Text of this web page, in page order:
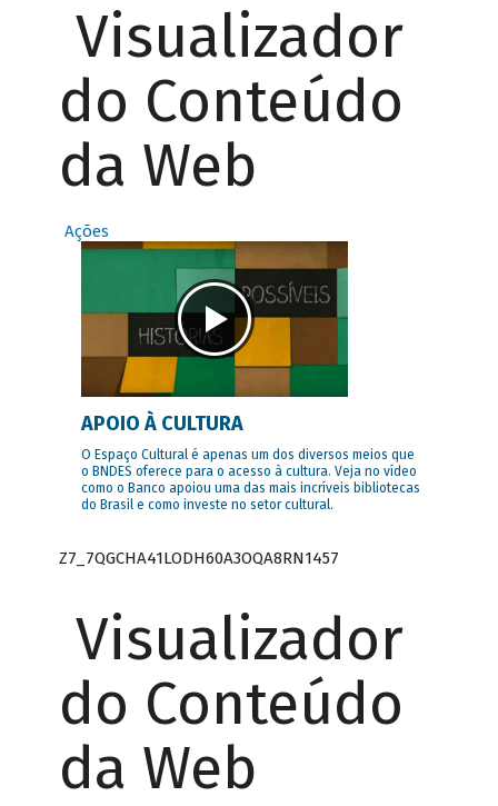
Visualizador
do Conteúdo
da Web
Ações
APOIO À CULTURA
O Espaço Cultural é apenas um dos diversos meios que
o BNDES oferece para o acesso à cultura. Veja no vídeo
como o Banco apoiou uma das mais incríveis bibliotecas
do Brasil e como investe no setor cultural.
Z7_7QGCHA41LODH60A3OQA8RN1457
Visualizador
do Conteúdo
da Web